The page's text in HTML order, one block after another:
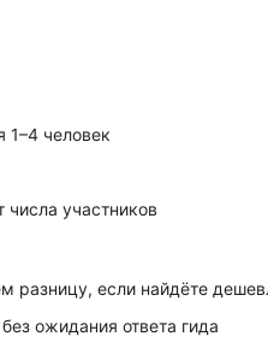
человек
числа участников
разницу, если найдёте
ожидания ответа гида